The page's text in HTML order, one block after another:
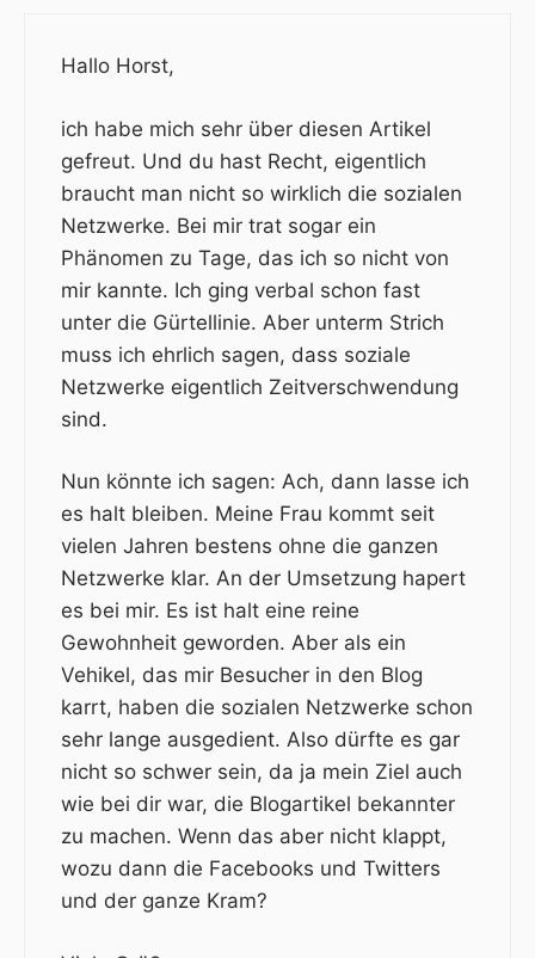
Hallo Horst,
ich habe mich sehr über diesen Artikel
gefreut. Und du hast Recht, eigentlich
braucht man nicht so wirklich die sozialen
Netzwerke. Bei mir trat sogar ein
Phänomen zu Tage, das ich so nicht von
mir kannte. Ich ging verbal schon fast
unter die Gürtellinie. Aber unterm Strich
muss ich ehrlich sagen, dass soziale
Netzwerke eigentlich Zeitverschwendung
sind.
Nun könnte ich sagen: Ach, dann lasse ich
es halt bleiben. Meine Frau kommt seit
vielen Jahren bestens ohne die ganzen
Netzwerke klar. An der Umsetzung hapert
es bei mir. Es ist halt eine reine
Gewohnheit geworden. Aber als ein
Vehikel, das mir Besucher in den Blog
karrt, haben die sozialen Netzwerke schon
sehr lange ausgedient. Also dürfte es gar
nicht so schwer sein, da ja mein Ziel auch
wie bei dir war, die Blogartikel bekannter
zu machen. Wenn das aber nicht klappt,
wozu dann die Facebooks und Twitters
und der ganze Kram?